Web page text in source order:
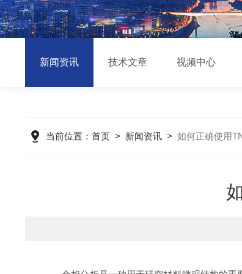
新闻资讯 技术文章 视频中心
当前位置： 首页> 新闻资讯> 如何正确使用